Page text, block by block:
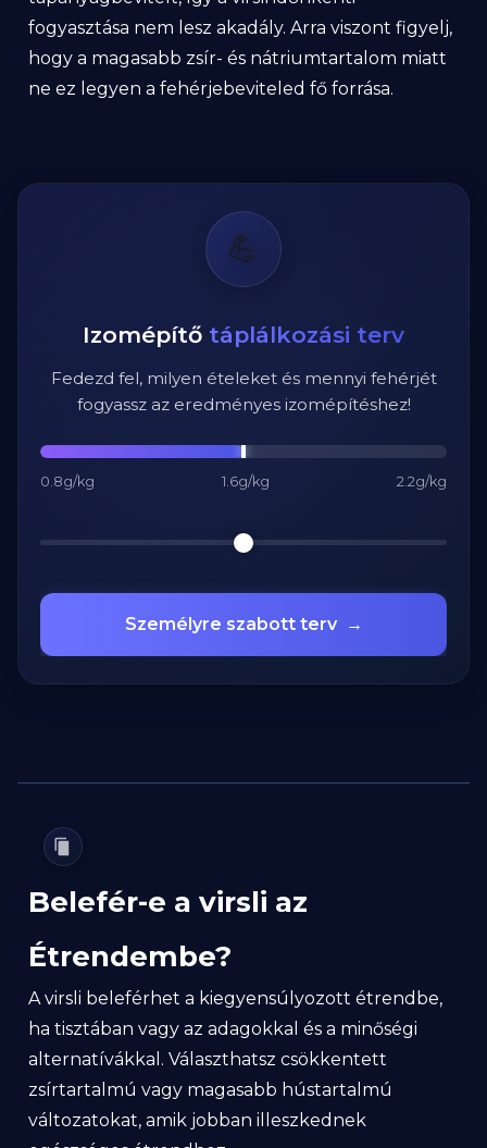
fogyasztása nem lesz akadály. Arra viszont figyelj,
hogy a magasabb zsír- és nátriumtartalom miatt
ne ez legyen a fehérjebeviteled fő forrása.
💪
Izomépítő táplálkozási terv
Fedezd fel, milyen ételeket és mennyi fehérjét
fogyassz az eredményes izomépítéshez!
0.8g/kg 1.6g/kg 2.2g/kg
Személyre szabott terv →
Belefér-e a virsli az
Étrendembe?
A virsli beleférhet a kiegyensúlyozott étrendbe,
ha tisztában vagy az adagokkal és a minőségi
alternatívákkal. Választhatsz csökkentett
zsírtartalmú vagy magasabb hústartalmú
változatokat, amik jobban illeszkednek